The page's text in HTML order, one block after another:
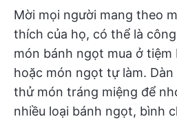
Mời mọi người mang theo
thích của họ, có thể là
món bánh ngọt mua ở
hoặc món ngọt tự làm.
thử món tráng miệng để
nhiều loại bánh ngọt, bình